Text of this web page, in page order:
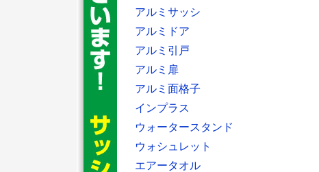
アルミサッシ
アルミドア
アルミ引戸
アルミ扉
アルミ面格子
インプラス
ウォータースタンド
ウォシュレット
エアータオル